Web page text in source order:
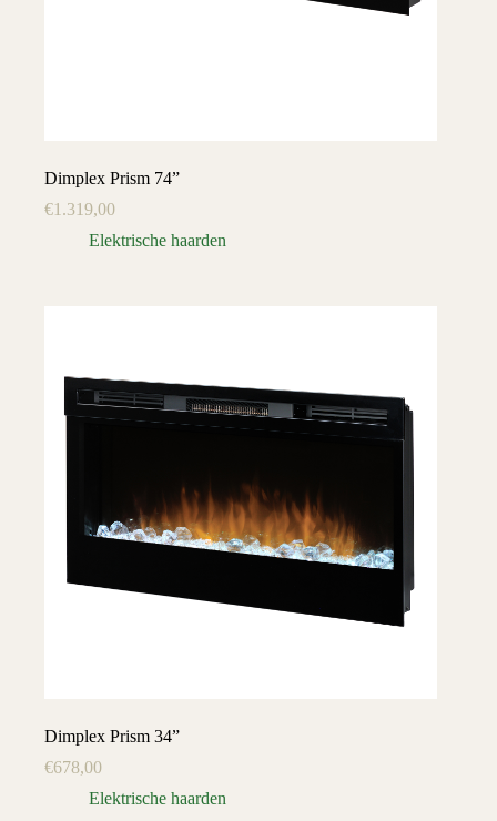
Dimplex Prism 74”
€1.319,00
Elektrische haarden
Dimplex Prism 34”
€678,00
Elektrische haarden